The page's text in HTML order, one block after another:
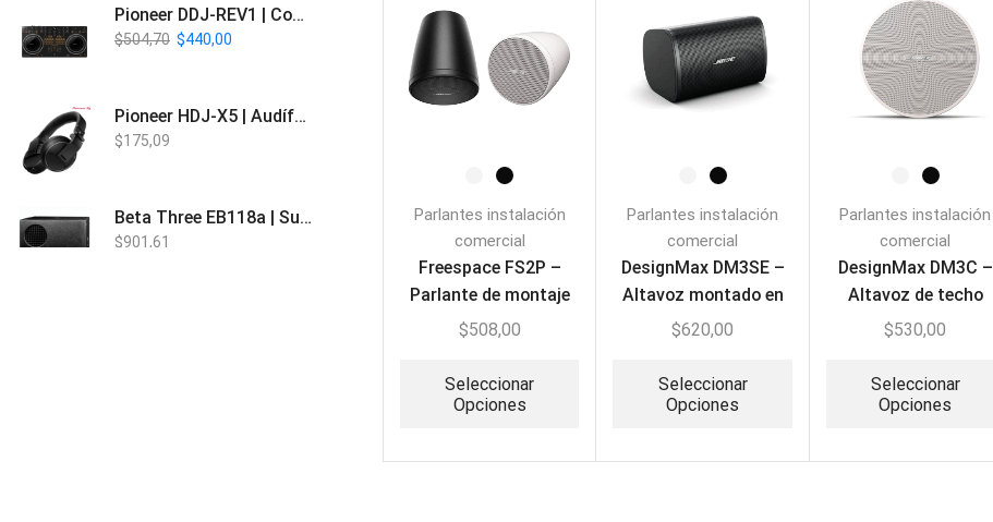
Parlantes instalación
comercial
Freespace FS2P –
Parlante de montaje
colgante
$508,00
Seleccionar
Opciones
Parlantes instalación
comercial
DesignMax DM3SE –
Altavoz montado en
superficie
$620,00
Seleccionar
Opciones
Parlantes instalación
comercial
DesignMax DM3C –
Altavoz de techo
(PAR)
$530,00
Seleccionar
Opciones
Pioneer DDJ-REV1 | Controlador DJ de 2 canales estilo Scratch
$504,70 $440,00
Pioneer HDJ-X5 | Audífonos para DJ
$175,09
Beta Three EB118a | Sub Bajo Activo
$901,61